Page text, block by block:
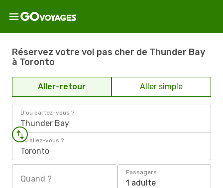
Réservez votre vol pas cher de Thunder Bay
à Toronto
Aller-retour Aller simple
D'où partez-vous ?
Thunder Bay
Où allez-vous ?
Toronto
Quand ?
Passagers
1 adulte